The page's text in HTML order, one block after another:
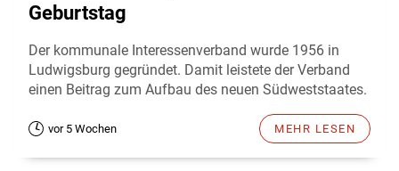
Geburtstag
Der kommunale Interessenverband wurde 1956 in
Ludwigsburg gegründet. Damit leistete der Verband
einen Beitrag zum Aufbau des neuen Südweststaates.
vor 5 Wochen MEHR LESEN